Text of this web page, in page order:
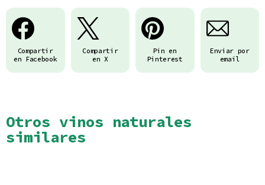
Compartir
en Facebook
Compartir
en X
Pin en
Pinterest
Enviar por
email
Otros vinos naturales
similares